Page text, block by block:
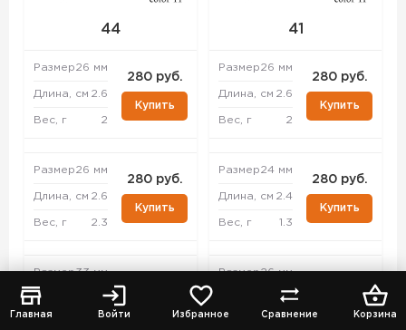
Главная Войти Избранное Сравнение Корзина
44
Размер26 мм
Длина, см 2.6
Вес, г 2
280 руб.
Купить
Размер26 мм
Длина, см 2.6
Вес, г 2.3
280 руб.
Купить
Размер33 мм
Длина, см 3.3
Купить
41
Размер26 мм
Длина, см 2.6
Вес, г 2
280 руб.
Купить
Размер24 мм
Длина, см 2.4
Вес, г 1.3
280 руб.
Купить
Размер26 мм
2.6
Купить